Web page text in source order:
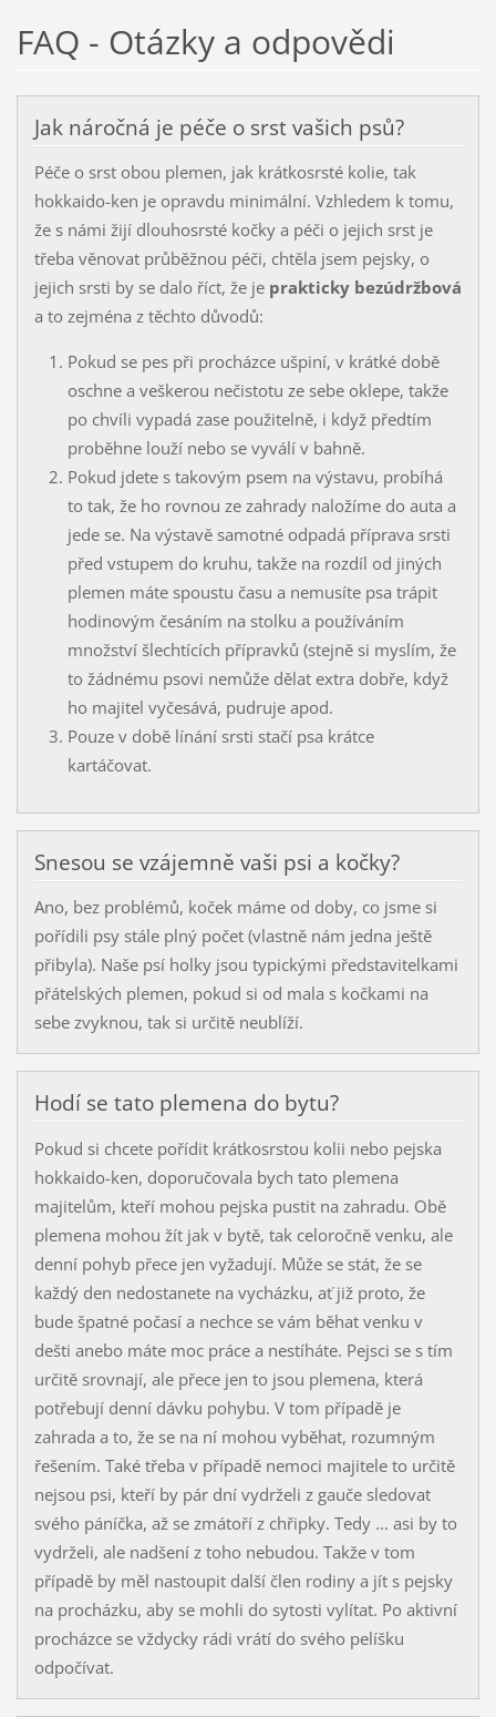
FAQ - Otázky a odpovědi
Jak náročná je péče o srst vašich psů?
Péče o srst obou plemen, jak krátkosrsté kolie, tak
hokkaido-ken je opravdu minimální. Vzhledem k tomu,
že s námi žijí dlouhosrsté kočky a péči o jejich srst je
třeba věnovat průběžnou péči, chtěla jsem pejsky, o
jejich srsti by se dalo říct, že je prakticky bezúdržbová
a to zejména z těchto důvodů:
Pokud se pes při procházce ušpiní, v krátké době
oschne a veškerou nečistotu ze sebe oklepe, takže
po chvíli vypadá zase použitelně, i když předtím
proběhne louží nebo se vyválí v bahně.
Pokud jdete s takovým psem na výstavu, probíhá
to tak, že ho rovnou ze zahrady naložíme do auta a
jede se. Na výstavě samotné odpadá příprava srsti
před vstupem do kruhu, takže na rozdíl od jiných
plemen máte spoustu času a nemusíte psa trápit
hodinovým česáním na stolku a používáním
množství šlechtících přípravků (stejně si myslím, že
to žádnému psovi nemůže dělat extra dobře, když
ho majitel vyčesává, pudruje apod.
Pouze v době línání srsti stačí psa krátce
kartáčovat.
Snesou se vzájemně vaši psi a kočky?
Ano, bez problémů, koček máme od doby, co jsme si
pořídili psy stále plný počet (vlastně nám jedna ještě
přibyla). Naše psí holky jsou typickými představitelkami
přátelských plemen, pokud si od mala s kočkami na
sebe zvyknou, tak si určitě neublíží.
Hodí se tato plemena do bytu?
Pokud si chcete pořídit krátkosrstou kolii nebo pejska
hokkaido-ken, doporučovala bych tato plemena
majitelům, kteří mohou pejska pustit na zahradu. Obě
plemena mohou žít jak v bytě, tak celoročně venku, ale
denní pohyb přece jen vyžadují. Může se stát, že se
každý den nedostanete na vycházku, ať již proto, že
bude špatné počasí a nechce se vám běhat venku v
dešti anebo máte moc práce a nestíháte. Pejsci se s tím
určitě srovnají, ale přece jen to jsou plemena, která
potřebují denní dávku pohybu. V tom případě je
zahrada a to, že se na ní mohou vyběhat, rozumným
řešením. Také třeba v případě nemoci majitele to určitě
nejsou psi, kteří by pár dní vydrželi z gauče sledovat
svého páníčka, až se zmátoří z chřipky. Tedy ... asi by to
vydrželi, ale nadšení z toho nebudou. Takže v tom
případě by měl nastoupit další člen rodiny a jít s pejsky
na procházku, aby se mohli do sytosti vylítat. Po aktivní
procházce se vždycky rádi vrátí do svého pelíšku
odpočívat.